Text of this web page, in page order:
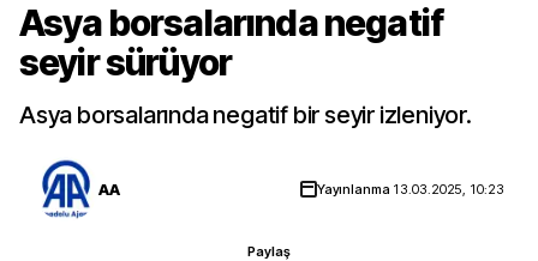
Asya borsalarında negatif
seyir sürüyor
Asya borsalarında negatif bir seyir izleniyor.
AA Yayınlanma 13.03.2025, 10:23
Paylaş